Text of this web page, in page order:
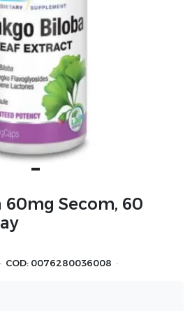
Secom, 60
· COD: 0076280036008 ·